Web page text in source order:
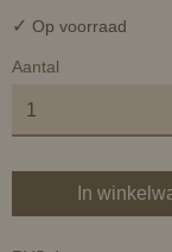
✓ Op voorraad
Aantal
In